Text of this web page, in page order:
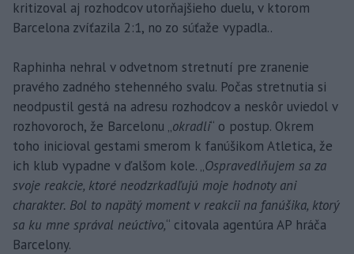
kritizoval aj rozhodcov utorňajšieho duelu, v ktorom
Barcelona zvíťazila 2:1, no zo súťaže vypadla..
Raphinha nehral v odvetnom stretnutí pre zranenie
pravého zadného stehenného svalu. Počas stretnutia si
neodpustil gestá na adresu rozhodcov a neskôr uviedol v
rozhovoroch, že Barcelonu „okradli“ o postup. Okrem
toho inicioval gestami smerom k fanúšikom Atletica, že
ich klub vypadne v ďalšom kole. „Ospravedlňujem sa za
svoje reakcie, ktoré neodzrkadľujú moje hodnoty ani
charakter. Bol to napätý moment v reakcii na fanúšika, ktorý
sa ku mne správal neúctivo,“ citovala agentúra AP hráča
Barcelony.